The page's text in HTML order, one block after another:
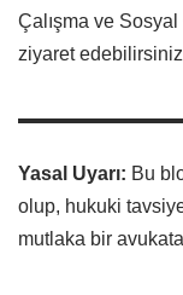
Çalışma ve Sosyal
ziyaret
Yasal Uyarı: Bu
olup, hukuki
mutlaka bir avukata